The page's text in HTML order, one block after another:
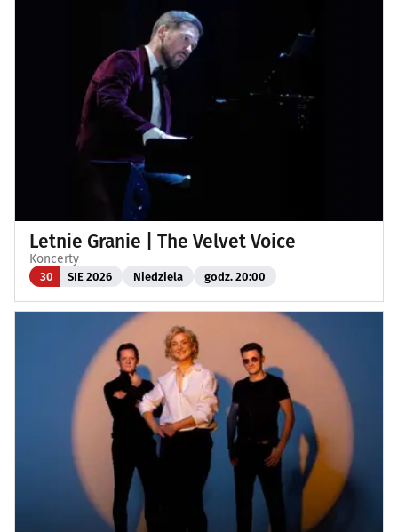
Letnie Granie | The Velvet Voice
Koncerty
30 SIE 2026 Niedziela godz. 20:00